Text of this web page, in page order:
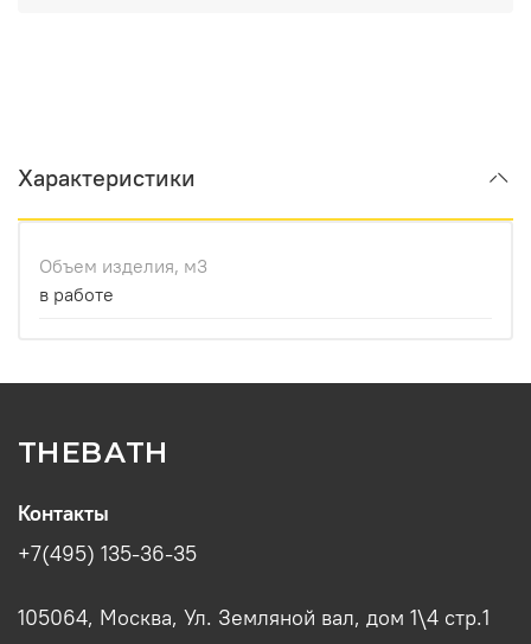
Характеристики
Объем изделия, м3
в работе
THEBATH
Контакты
+7(495) 135-36-35
105064, Москва, Ул. Земляной вал, дом 1\4 стр.1